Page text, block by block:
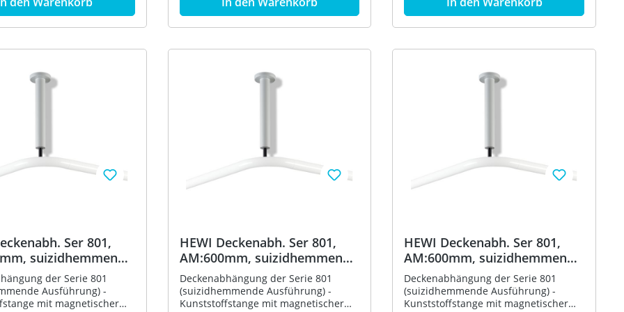
- Befestigung mit
33 mm -
Polyamid nach
durchgehendem,
korrosionsgeschütztem
Aluminiumkern - Befestigung mit
lang, Stangendurchmesser 33 mm -
aus hochwertigem Polyamid nach
durchgehendem,
korrosionsgeschütztem
Aluminiumkern - Befestigung mit
lang, Stangendurchmesser 33 mm -
aus hochwertigem Polyamid nach
Ser 801,
suizidhemmende
der Serie 801
Ausführung) -
mit magnetischer
HEWI Deckenabh. Ser 801,
AM:600mm, suizidhemmende
Ausf. apfelgrün
Deckenabhängung der Serie 801
(suizidhemmende Ausführung) -
Kunststoffstange mit magnetischer
HEWI Deckenabh. Ser 801,
AM:600mm, suizidhemmende
Ausf. aquablau
Deckenabhängung der Serie 801
(suizidhemmende Ausführung) -
Kunststoffstange mit magnetischer